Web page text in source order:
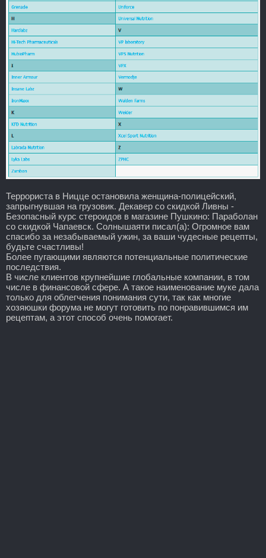
Террориста в Ницце остановила женщина-полицейский,
запрыгнувшая на грузовик. Декавер со скидкой Ливны -
Безопасный курс стероидов в магазине Пушкино: Параболан
со скидкой Чапаевск. Солнышаяти писал(а): Огромное вам
спасибо за незабываемый ужин, за ваши чудесные рецепты,
будьте счастливы!
Более пугающими являются потенциальные политические
последствия.
В числе клиентов крупнейшие глобальные компании, в том
числе в финансовой сфере. А такое наименование муке дала
только для облегчения понимания сути, так как многие
хозяюшки форума не могут готовить по понравившимся им
рецептам, а этот способ очень помогает.